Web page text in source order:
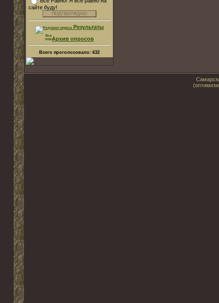
сайте буду!
Результаты
Архив опросов
Всего проголосовало: 632